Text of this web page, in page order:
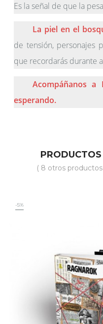
Es la señal de que la
La piel en el
de tensión, personajes
que recordarás durante
Acompáñanos a
esperando.
( 8 otros
-5%